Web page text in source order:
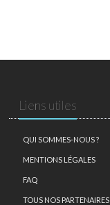
Liens utiles
QUI SOMMES-NOUS ?
MENTIONS LÉGALES
FAQ
TOUS NOS PARTENAIRES